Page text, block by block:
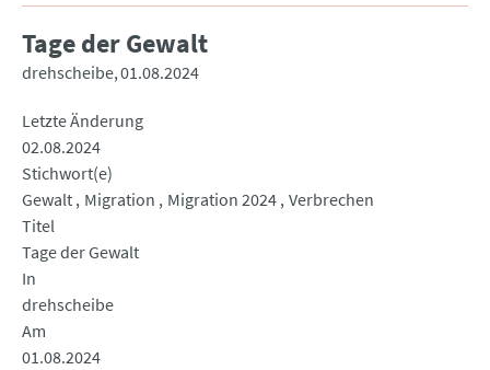
Tage der Gewalt
drehscheibe 01.08.2024
Letzte Änderung
02.08.2024
Stichwort(e)
Gewalt Migration Migration 2024 Verbrechen
Titel
Tage der Gewalt
In
drehscheibe
Am
01.08.2024